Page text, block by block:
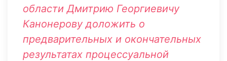
области Дмитрию Георгиевичу
Канонерову доложить о
предварительных и окончательных
результатах процессуальной